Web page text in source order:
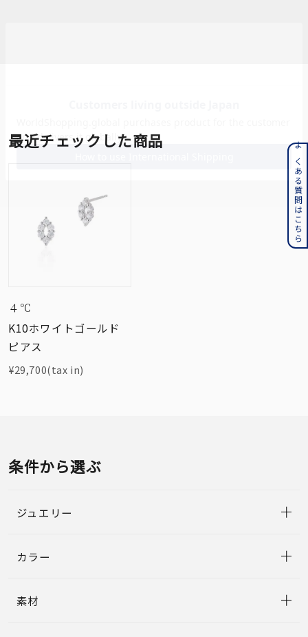
最近チェックした商品
４℃
K10ホワイトゴールド
ピアス
¥29,700(tax in)
条件から選ぶ
ジュエリー
カラー
素材
よくある質問はこちら